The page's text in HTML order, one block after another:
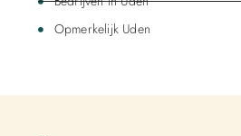
Opmerkelijk Uden